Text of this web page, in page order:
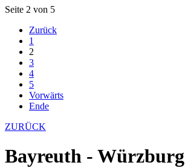
Seite 2 von 5
Zurück
1
2
3
4
5
Vorwärts
Ende
ZURÜCK
Bayreuth - Würzburg